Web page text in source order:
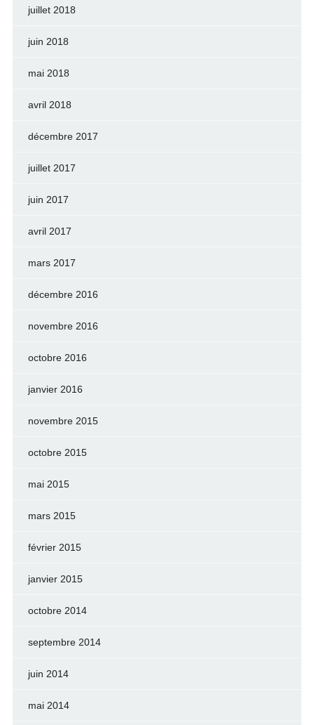
juillet 2018
juin 2018
mai 2018
avril 2018
décembre 2017
juillet 2017
juin 2017
avril 2017
mars 2017
décembre 2016
novembre 2016
octobre 2016
janvier 2016
novembre 2015
octobre 2015
mai 2015
mars 2015
février 2015
janvier 2015
octobre 2014
septembre 2014
juin 2014
mai 2014